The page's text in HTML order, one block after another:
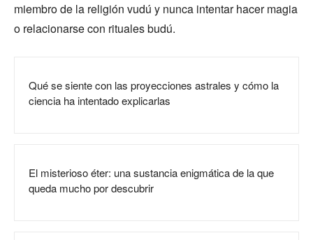
miembro de la religión vudú y nunca intentar hacer magia
o relacionarse con rituales budú.
Qué se siente con las proyecciones astrales y cómo la
ciencia ha intentado explicarlas
El misterioso éter: una sustancia enigmática de la que
queda mucho por descubrir